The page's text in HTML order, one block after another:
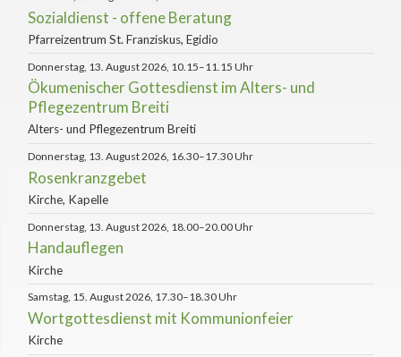
Sozialdienst - offene Beratung
Pfarreizentrum St. Franziskus, Egidio
Donnerstag, 13. August 2026, 10.15–11.15 Uhr
Ökumenischer Gottesdienst im Alters- und
Pflegezentrum Breiti
Alters- und Pflegezentrum Breiti
Donnerstag, 13. August 2026, 16.30–17.30 Uhr
Rosenkranzgebet
Kirche, Kapelle
Donnerstag, 13. August 2026, 18.00–20.00 Uhr
Handauflegen
Kirche
Samstag, 15. August 2026, 17.30–18.30 Uhr
Wortgottesdienst mit Kommunionfeier
Kirche